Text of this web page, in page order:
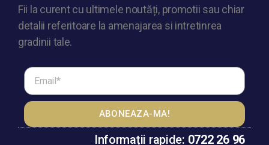
Fii la curent cu ultimele noutăți, promotii sau chiar
detalii referitoare la amenajarea si intretinrea
gradinii tale.
ABONEAZA-MA!
Informații rapide: 0722 26 96